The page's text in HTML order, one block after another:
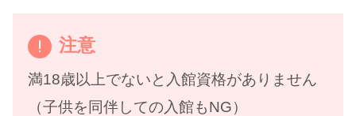
注意
満18歳以上でないと入館資格がありません
（子供を同伴しての入館もNG）